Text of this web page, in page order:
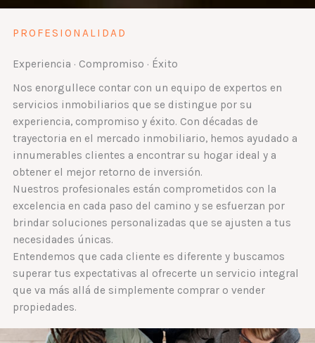
PROFESIONALIDAD
Experiencia · Compromiso · Éxito ​
Nos enorgullece contar con un equipo de expertos en
servicios inmobiliarios que se distingue por su
experiencia, compromiso y éxito. Con décadas de
trayectoria en el mercado inmobiliario, hemos ayudado a
innumerables clientes a encontrar su hogar ideal y a
obtener el mejor retorno de inversión.
Nuestros profesionales están comprometidos con la
excelencia en cada paso del camino y se esfuerzan por
brindar soluciones personalizadas que se ajusten a tus
necesidades únicas.
Entendemos que cada cliente es diferente y buscamos
superar tus expectativas al ofrecerte un servicio integral
que va más allá de simplemente comprar o vender
propiedades.